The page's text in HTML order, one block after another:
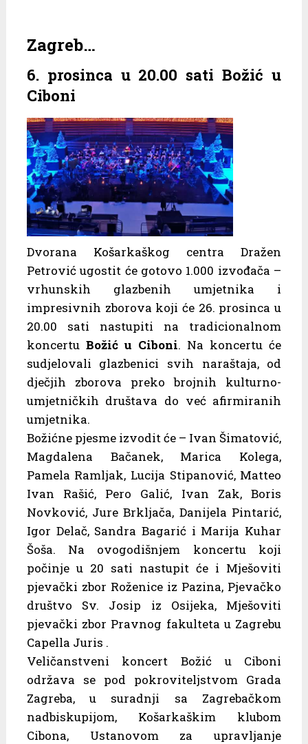
Zagreb…
6. prosinca u 20.00 sati Božić u
Ciboni
Dvorana Košarkaškog centra Dražen
Petrović ugostit će gotovo 1.000 izvođača –
vrhunskih glazbenih umjetnika i
impresivnih zborova koji će 26. prosinca u
20.00 sati nastupiti na tradicionalnom
koncertu Božić u Ciboni. Na koncertu će
sudjelovali glazbenici svih naraštaja, od
dječjih zborova preko brojnih kulturno-
umjetničkih društava do već afirmiranih
umjetnika.
Božićne pjesme izvodit će – Ivan Šimatović,
Magdalena Bačanek, Marica Kolega,
Pamela Ramljak, Lucija Stipanović, Matteo
Ivan Rašić, Pero Galić, Ivan Zak, Boris
Novković, Jure Brkljača, Danijela Pintarić,
Igor Delač, Sandra Bagarić i Marija Kuhar
Šoša. Na ovogodišnjem koncertu koji
počinje u 20 sati nastupit će i Mješoviti
pjevački zbor Roženice iz Pazina, Pjevačko
društvo Sv. Josip iz Osijeka, Mješoviti
pjevački zbor Pravnog fakulteta u Zagrebu
Capella Juris .
Veličanstveni koncert Božić u Ciboni
održava se pod pokroviteljstvom Grada
Zagreba, u suradnji sa Zagrebačkom
nadbiskupijom, Košarkaškim klubom
Cibona, Ustanovom za upravljanje